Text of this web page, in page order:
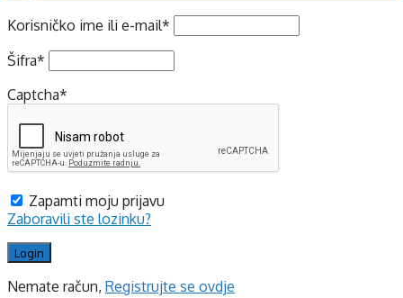
Korisničko ime ili e-mail*
Šifra*
Captcha*
Zapamti moju prijavu
Zaboravili ste lozinku?
Nemate račun, Registrujte se ovdje